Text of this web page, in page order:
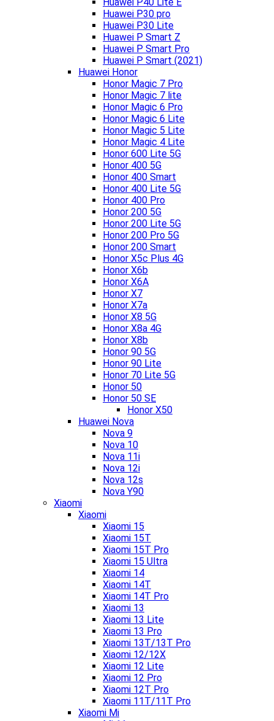
Huawei P30 pro
Huawei P30 Lite
Huawei P Smart Z
Huawei P Smart Pro
Huawei P Smart (2021)
Huawei Honor
Honor Magic 7 Pro
Honor Magic 7 lite
Honor Magic 6 Pro
Honor Magic 6 Lite
Honor Magic 5 Lite
Honor Magic 4 Lite
Honor 600 Lite 5G
Honor 400 5G
Honor 400 Smart
Honor 400 Lite 5G
Honor 400 Pro
Honor 200 5G
Honor 200 Lite 5G
Honor 200 Pro 5G
Honor 200 Smart
Honor X5c Plus 4G
Honor X6b
Honor X6A
Honor X7
Honor X7a
Honor X8 5G
Honor X8a 4G
Honor X8b
Honor 90 5G
Honor 90 Lite
Honor 70 Lite 5G
Honor 50
Honor 50 SE
Honor X50
Huawei Nova
Nova 9
Nova 10
Nova 11i
Nova 12i
Nova 12s
Nova Y90
Xiaomi
Xiaomi
Xiaomi 15
Xiaomi 15T
Xiaomi 15T Pro
Xiaomi 15 Ultra
Xiaomi 14
Xiaomi 14T
Xiaomi 14T Pro
Xiaomi 13
Xiaomi 13 Lite
Xiaomi 13 Pro
Xiaomi 13T/13T Pro
Xiaomi 12/12X
Xiaomi 12 Lite
Xiaomi 12 Pro
Xiaomi 12T Pro
Xiaomi 11T/11T Pro
Xiaomi Mi